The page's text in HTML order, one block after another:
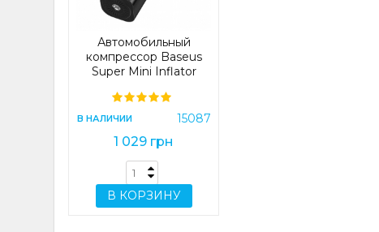
Автомобильный
компрессор Baseus
Super Mini Inflator
(CRCQ000001)
(CRCQ000001)
В НАЛИЧИИ 15087
1 029 грн
В КОРЗИНУ